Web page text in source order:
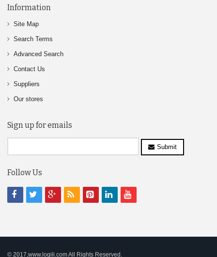
Information
Site Map
Search Terms
Advanced Search
Contact Us
Suppliers
Our stores
Sign up for emails
Submit
Follow Us
© 2017,www.logili.com All Rights Reserved.